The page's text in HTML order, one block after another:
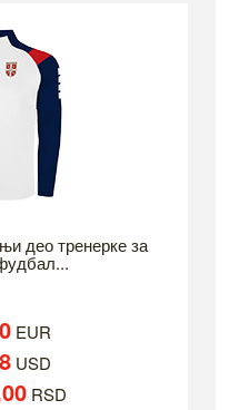
део тренерке за
EUR
USD
RSD